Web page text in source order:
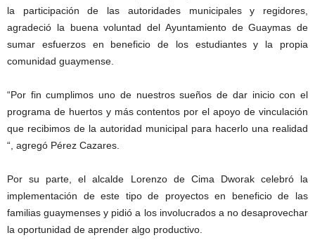
la participación de las autoridades municipales y regidores,
agradeció la buena voluntad del Ayuntamiento de Guaymas de
sumar esfuerzos en beneficio de los estudiantes y la propia
comunidad guaymense.
“Por fin cumplimos uno de nuestros sueños de dar inicio con el
programa de huertos y más contentos por el apoyo de vinculación
que recibimos de la autoridad municipal para hacerlo una realidad
“, agregó Pérez Cazares.
Por su parte, el alcalde Lorenzo de Cima Dworak celebró la
implementación de este tipo de proyectos en beneficio de las
familias guaymenses y pidió a los involucrados a no desaprovechar
la oportunidad de aprender algo productivo.